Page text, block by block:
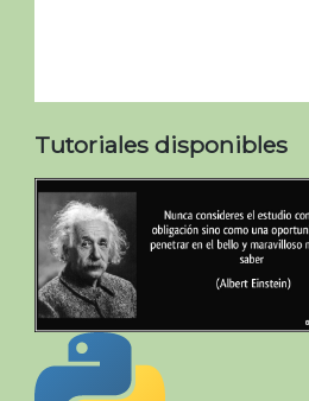
Tutoriales disponibles